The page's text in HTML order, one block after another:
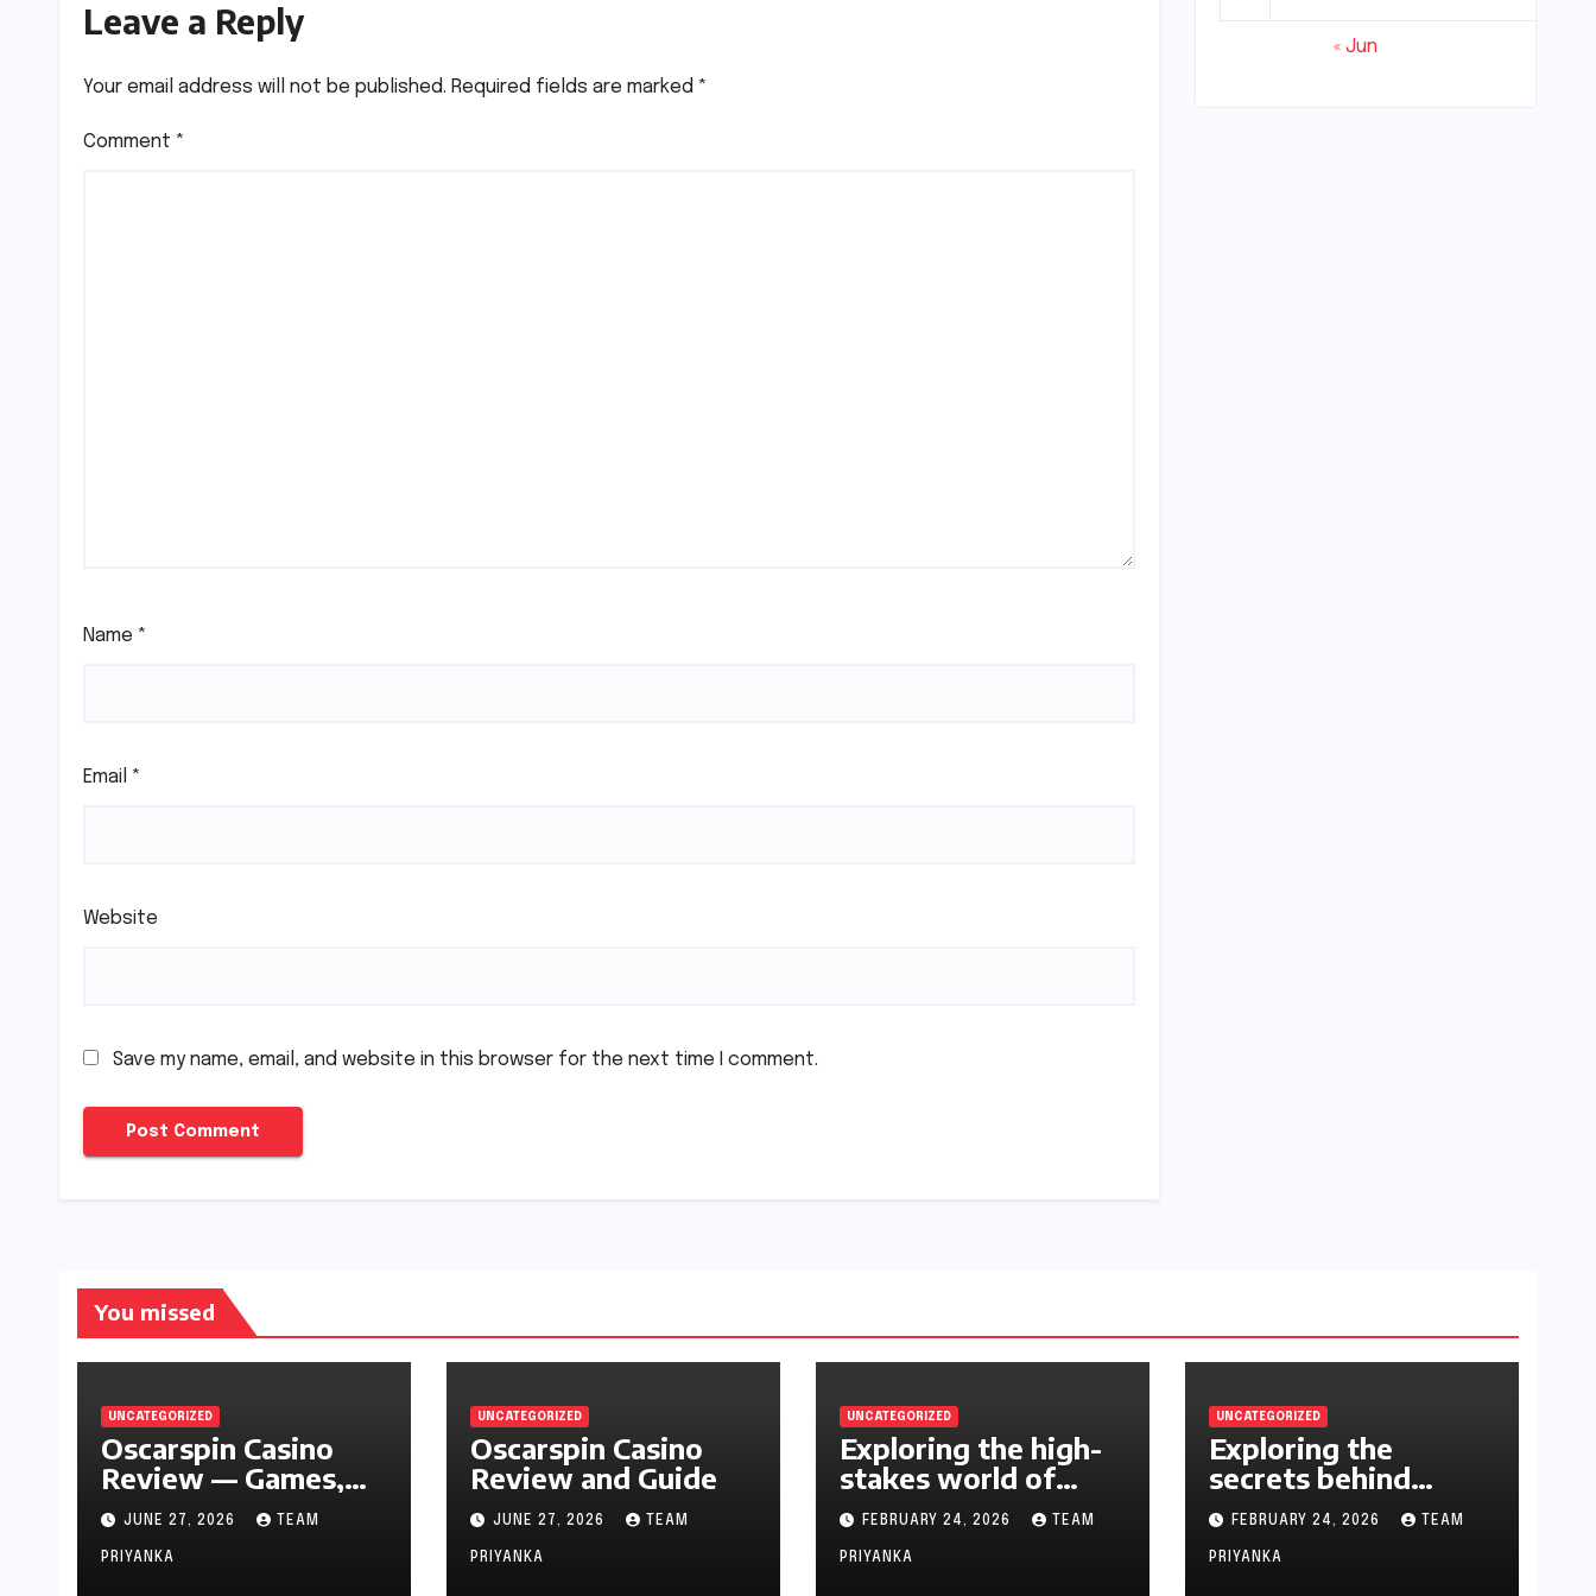
Leave a Reply
Your email address will not be published. Required fields are marked *
Comment *
Name *
Email *
Website
Save my name, email, and website in this browser for the next time I comment.
« Jun
You missed
UNCATEGORIZED
Oscarspin Casino
Review — Games,
Bonuses & Safety
JUNE 27, 2026 TEAM
PRIYANKA
UNCATEGORIZED
Oscarspin Casino
Review and Guide
JUNE 27, 2026 TEAM
PRIYANKA
UNCATEGORIZED
Exploring the high-
stakes world of
online casinos A
gambler’s guide
FEBRUARY 24, 2026 TEAM
PRIYANKA
UNCATEGORIZED
Exploring the
secrets behind
successful casino
strategies
FEBRUARY 24, 2026 TEAM
PRIYANKA